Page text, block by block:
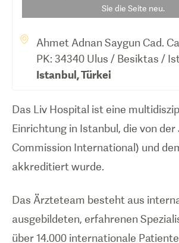
Sie die Seite neu.
Ahmet Adnan Saygun Cad.
PK: 34340 Ulus / Besiktas /
Istanbul ,Türkei
Das Liv Hospital ist eine
Einrichtung in Istanbul, die von der
Commission International) und
akkreditiert wurde.
Das Ärzteteam besteht aus
ausgebildeten, erfahrenen
über 14.000 internationale